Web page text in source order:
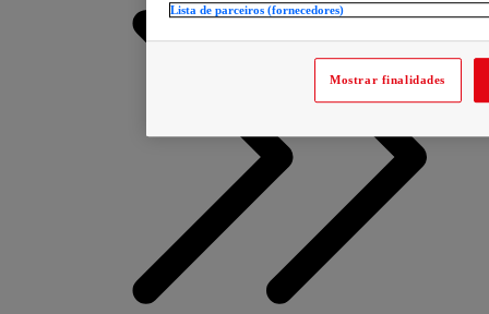
Lista de parceiros (fornecedores)
Mostrar finalidades